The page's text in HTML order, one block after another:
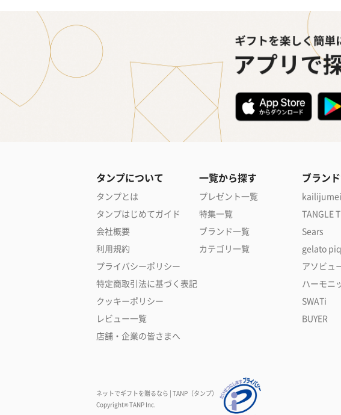
タンプについて
タンプとは
タンプはじめてガイド
会社概要
利用規約
プライバシーポリシー
特定商取引法に基づく表記
クッキーポリシー
レビュー一覧
店舗・企業の皆さまへ
一覧から探す
プレゼント一覧
特集一覧
ブランド一覧
カテゴリ一覧
ブラン
kailijumei
TANGLE
Sears
gelato
アソビュ
ハーモニ
SWATi
BUYER
ネットでギフトを贈るなら | TANP（タンプ）
Copyright© TANP Inc.